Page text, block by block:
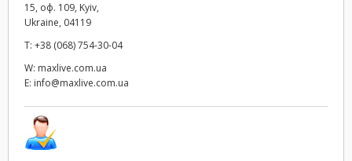
15, оф. 109, Kyiv,
Ukraine, 04119
T: +38 (068) 754-30-04
W: maxlive.com.ua
E: info@maxlive.com.ua